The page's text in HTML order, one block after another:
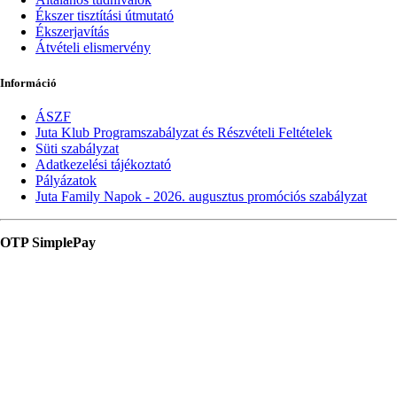
Ékszer tisztítási útmutató
Ékszerjavítás
Átvételi elismervény
Információ
ÁSZF
Juta Klub Programszabályzat és Részvételi Feltételek
Süti szabályzat
Adatkezelési tájékoztató
Pályázatok
Juta Family Napok - 2026. augusztus promóciós szabályzat
OTP SimplePay